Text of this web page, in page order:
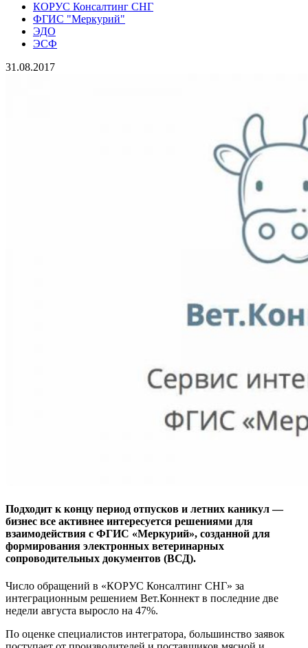
КОРУС Консалтинг СНГ
ФГИС "Меркурий"
ЭДО
ЭСФ
31.08.2017
Подходит к концу период отпусков и летних каникул —
бизнес все активнее интересуется решениями для
взаимодействия с ФГИС «Меркурий», созданной для
формирования электронных ветеринарных
сопроводительных документов (ВСД).
Число обращений в «КОРУС Консалтинг СНГ» за
интеграционным решением Вет.Коннект в последние две
недели августа выросло на 47%.
По оценке специалистов интегратора, большинство заявок